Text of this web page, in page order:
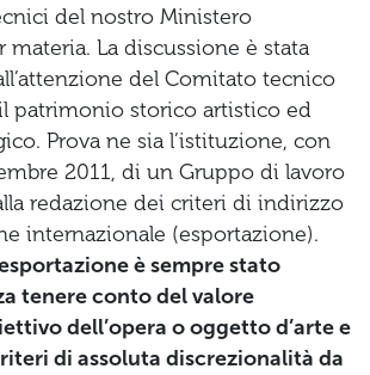
del nostro Ministero
La discussione è stata
del Comitato tecnico
patrimonio storico artistico ed
Prova ne sia l’istituzione, con
2011, di un Gruppo di lavoro
redazione dei criteri di indirizzo
internazionale (esportazione).
è sempre stato
tenere conto del valore
dell’opera o oggetto d’arte e
di assoluta discrezionalità da